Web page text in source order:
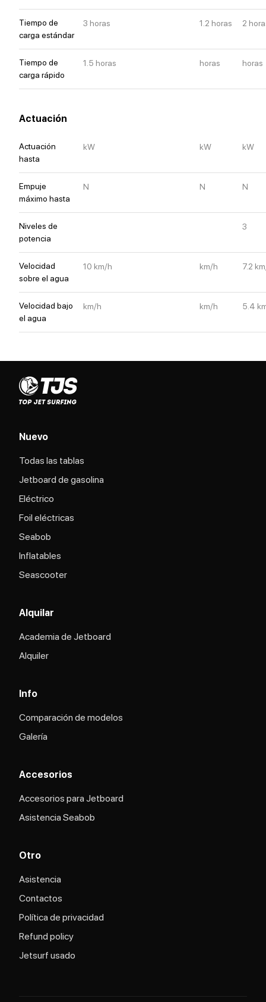
Tiempo de
carga estándar
3 horas 1.2 horas 2
Tiempo de
carga rápido
1.5 horas horas horas
Actuación
Actuación
hasta
kW kW kW
Empuje
máximo hasta
N N N
Niveles de
potencia
3
Velocidad
sobre el agua
10 km/h km/h 7.2
Velocidad bajo
el agua
km/h km/h 5.4
Nuevo
Todas las tablas
Jetboard de gasolina
Eléctrico
Foil eléctricas
Seabob
Inflatables
Seascooter
Alquilar
Academia de Jetboard
Alquiler
Info
Comparación de modelos
Galería
Accesorios
Accesorios para Jetboard
Asistencia Seabob
Otro
Asistencia
Contactos
Política de privacidad
Refund policy
Jetsurf usado